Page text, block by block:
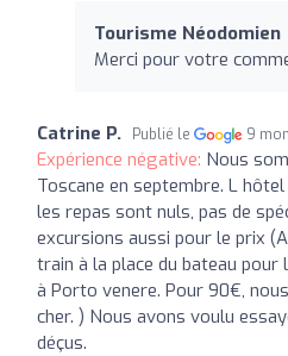
Tourisme Néodomien
Merci pour votre
Catrine P. Publié le 9
Expérience négative: Nous
Toscane en septembre. L
les repas sont nuls, pas de
excursions aussi pour le prix
train à la place du bateau
à Porto venere. Pour 90€,
cher. ) Nous avons voulu
déçus.